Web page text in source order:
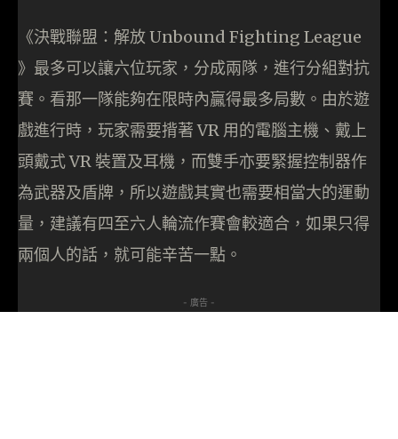
《決戰聯盟：解放 Unbound Fighting League
》最多可以讓六位玩家，分成兩隊，進行分組對抗
賽。看那一隊能夠在限時內贏得最多局數。由於遊
戲進行時，玩家需要揹著 VR 用的電腦主機、戴上
頭戴式 VR 裝置及耳機，而雙手亦要緊握控制器作
為武器及盾牌，所以遊戲其實也需要相當大的運動
量，建議有四至六人輪流作賽會較適合，如果只得
兩個人的話，就可能辛苦一點。
- 廣告 -